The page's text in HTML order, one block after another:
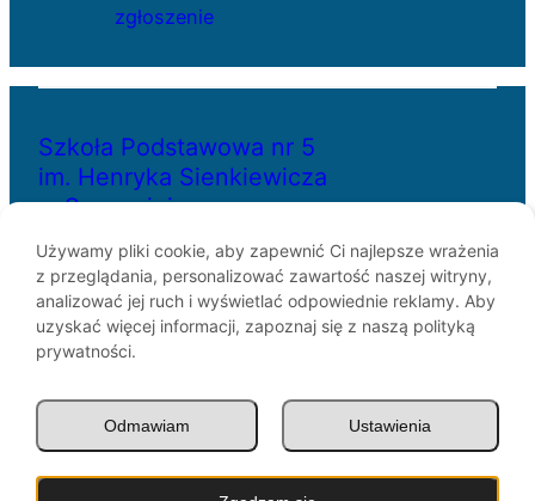
zgłoszenie
Szkoła Podstawowa nr 5
im. Henryka Sienkiewicza
w Szczecinie
ul. Bł. Królowej Jadwigi 29
70-262 Szczecin
telefon: 91-433-30-07
e-mail: sp5@miasto.szczecin.pl
Używamy pliki cookie, aby zapewnić Ci najlepsze wrażenia
z przeglądania, personalizować zawartość naszej witryny,
analizować jej ruch i wyświetlać odpowiednie reklamy. Aby
uzyskać więcej informacji, zapoznaj się z naszą polityką
prywatności.
Ustawienia
Odmawiam